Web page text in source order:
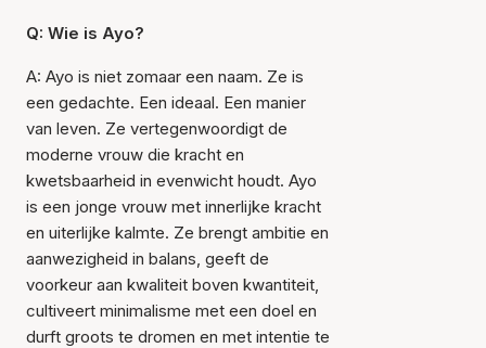
Q: Wie is Ayo?
A: Ayo is niet zomaar een naam. Ze is
een gedachte. Een ideaal. Een manier
van leven. Ze vertegenwoordigt de
moderne vrouw die kracht en
kwetsbaarheid in evenwicht houdt. Ayo
is een jonge vrouw met innerlijke kracht
en uiterlijke kalmte. Ze brengt ambitie en
aanwezigheid in balans, geeft de
voorkeur aan kwaliteit boven kwantiteit,
cultiveert minimalisme met een doel en
durft groots te dromen en met intentie te